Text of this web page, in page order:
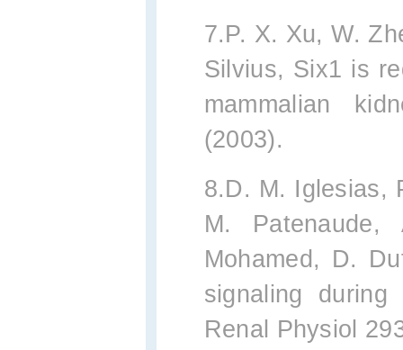
7.P. X. Xu, W.
Silvius, Six1 is
mammalian
(2003).
8.D. M. Iglesias,
M.
Mohamed, D.
signaling
Renal Physiol